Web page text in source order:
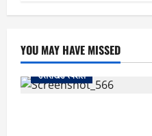
YOU MAY HAVE MISSED
उत्तराखंड स्पेशल